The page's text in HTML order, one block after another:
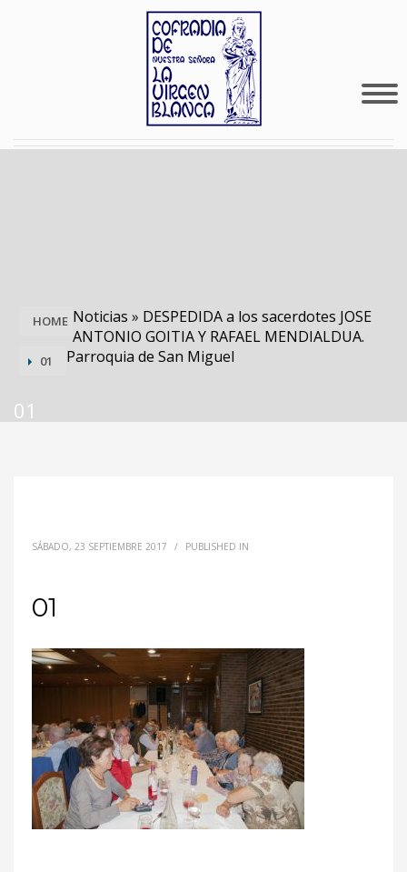
HOME Noticias » DESPEDIDA a los sacerdotes JOSE
ANTONIO GOITIA Y RAFAEL MENDIALDUA.
Parroquia de San Miguel
01
01
SÁBADO, 23 SEPTIEMBRE 2017 / PUBLISHED IN
01